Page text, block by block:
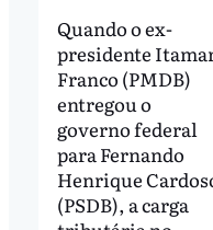
Quando o ex-
presidente
Franco (PMDB)
entregou o
governo federal
para Fernando
Henrique
(PSDB), a carga